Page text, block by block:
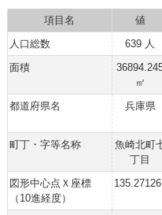
項目名 値
人口総数
639 人
面積
㎡
都道府県名 兵庫県
町丁・字等名称
魚崎北町
丁目
図形中心点Ｘ座標
（10進経度）